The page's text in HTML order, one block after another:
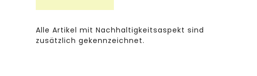
Alle Artikel mit Nachhaltigkeitsaspekt sind
zusätzlich gekennzeichnet.